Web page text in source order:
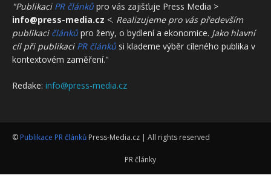
"Publikaci PR článků pro vás zajišťuje Press Media >
info@press-media.cz <. Realizujeme pro vás především
publikaci článků pro ženy, o bydlení a ekonomice. Jako hlavní
cíl při publikaci PR článků si klademe výběr cíleného publika v
kontextovém zaměření."
Redake: info@press-media.cz
© Publikace PR článků Press-Media.cz | All rights reserved
PR články